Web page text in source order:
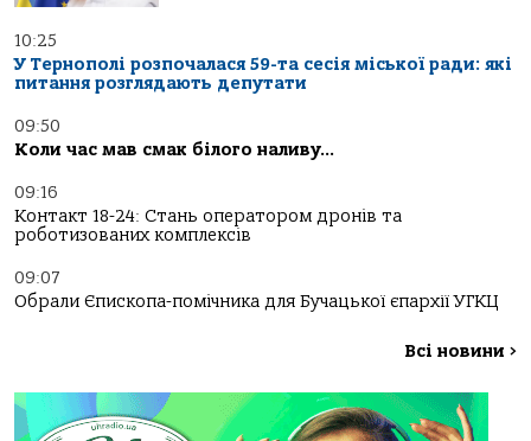
10:25
У Тернополі розпочалася 59-та сесія міської ради: які
питання розглядають депутати
09:50
Коли час мав смак білого наливу…
09:16
Контакт 18-24: Стань оператором дронів та
роботизованих комплексів
09:07
Обрали Єпископа-помічника для Бучацької єпархії УГКЦ
Всі новини >